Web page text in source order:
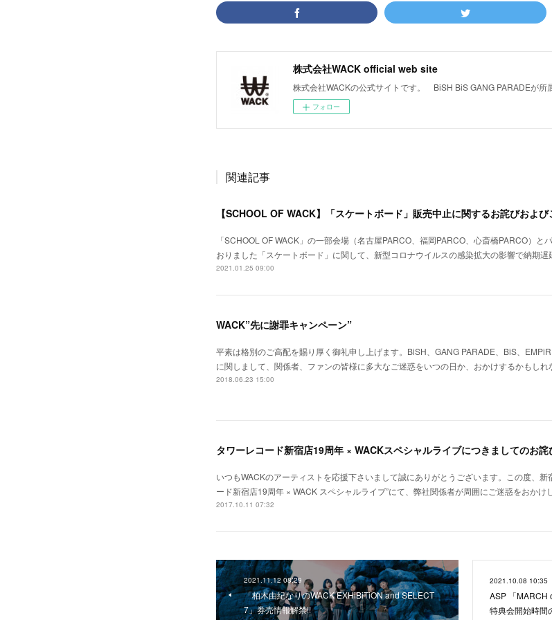
株式会社WACK official web site
株式会社WACKの公式サイトです。 BiSH BiS GANG PARADEが所
フォロー
関連記事
【SCHOOL OF WACK】「スケートボード」販売中止に関するお詫びおよ
「SCHOOL OF WACK」の一部会場（名古屋PARCO、福岡PARCO、心斎橋PARCO）
おりました「スケートボード」に関して、新型コロナウイルスの感染拡大の影響で納期
2021.01.25 09:00
WACK”先に謝罪キャンペーン”
平素は格別のご高配を賜り厚く御礼申し上げます。BiSH、GANG PARADE、BiS、
に関しまして、関係者、ファンの皆様に多大なご迷惑をいつの日か、おかけするかもし
2018.06.23 15:00
タワーレコード新宿店19周年 × WACKスペシャルライブにつきましてのお詫
いつもWACKのアーティストを応援下さいまして誠にありがとうございます。この度、新
ード新宿店19周年 × WACK スペシャルライブ”にて、弊社関係者が周囲にご迷惑をおか
2017.10.11 07:32
2021.11.12 08:29
「柏木由紀なりのWACK EXHiBiTiON and SELECT
7」券売情報解禁!!
2021.10.08 10:35
ASP 「MARCH
特典会開始時間